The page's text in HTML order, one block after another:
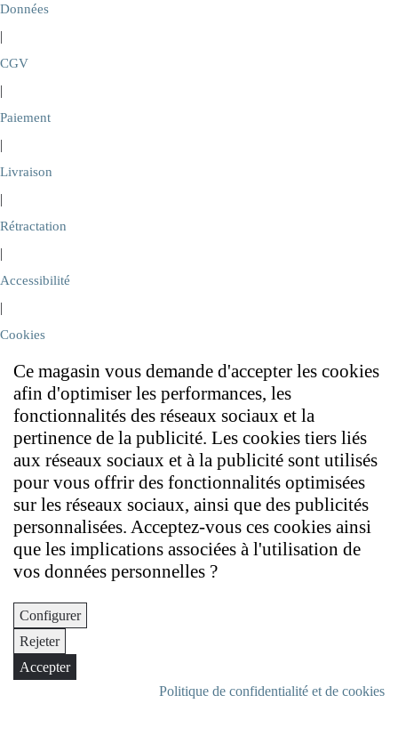
Données
|
CGV
|
Paiement
|
Livraison
|
Rétractation
|
Accessibilité
|
Cookies
Ce magasin vous demande d'accepter les cookies
afin d'optimiser les performances, les
fonctionnalités des réseaux sociaux et la
pertinence de la publicité. Les cookies tiers liés
aux réseaux sociaux et à la publicité sont utilisés
pour vous offrir des fonctionnalités optimisées
sur les réseaux sociaux, ainsi que des publicités
personnalisées. Acceptez-vous ces cookies ainsi
que les implications associées à l'utilisation de
vos données personnelles ?
Configurer
Rejeter
Accepter
Politique de confidentialité et de cookies